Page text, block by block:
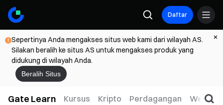
Daftar
Sepertinya Anda mengakses situs web kami dari wilayah AS.
Silakan beralih ke situs AS untuk mengakses produk yang
didukung di wilayah Anda.
Beralih Situs
Gate Learn Kursus Kripto Perdagangan Web3